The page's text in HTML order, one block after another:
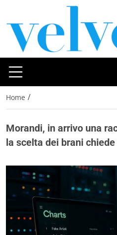
Home /
Morandi, in arrivo una
la scelta dei brani